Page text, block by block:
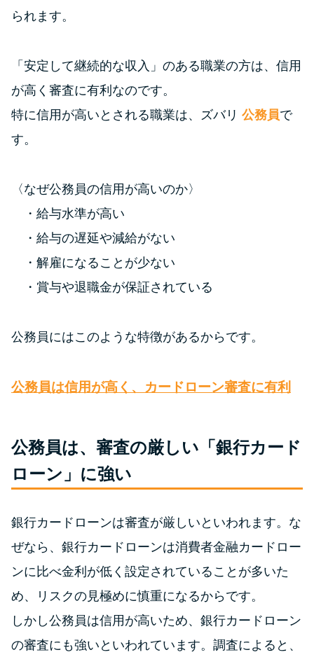
リボ払いをそのまま払いきると
損！
最速！最短40分で借りられるカ
ードローン
特集ページ一覧
種類や特徴で探す
銀行カードローンを選ぶべき4つ
の理由
無利息期間を利用して利息0円で
種類・特徴別一覧
今月の家賃払えない…2ヵ月目に
は解決しないと危険な理由と対
処法3つ
家賃払えないが強制退去は避け
たい…市役所に相談より賢い方
法2選
られます。
「安定して継続的な収入」のある職業の方は、信用
が高く審査に有利なのです。
特に信用が高いとされる職業は、ズバリ 公務員で
す。
〈なぜ公務員の信用が高いのか〉
給与水準が高い
給与の遅延や減給がない
解雇になることが少ない
賞与や退職金が保証されている
公務員にはこのような特徴があるからです。
公務員は信用が高く、カードローン審査に有利
公務員は、審査の厳しい「銀行カード
ローン」に強い
銀行カードローンは審査が厳しいといわれます。な
ぜなら、銀行カードローンは消費者金融カードロー
ンに比べ金利が低く設定されていることが多いた
め、リスクの見極めに慎重になるからです。
しかし公務員は信用が高いため、銀行カードローン
の審査にも強いといわれています。調査によると、